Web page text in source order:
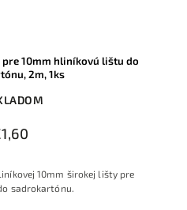
10mm hliníkovú lištu do
2m, 1ks
10mm širokej lišty pre
sadrokartónu.